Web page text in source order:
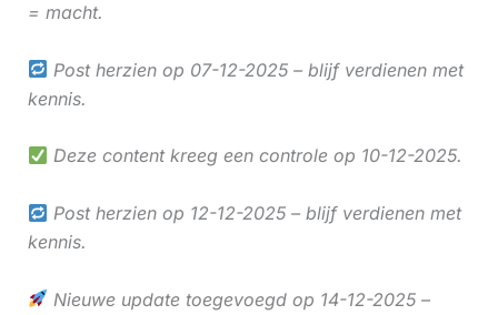
= macht.
Post herzien op 07-12-2025 – blijf verdienen met
kennis.
Deze content kreeg een controle op 10-12-2025.
Post herzien op 12-12-2025 – blijf verdienen met
kennis.
Nieuwe update toegevoegd op 14-12-2025 –